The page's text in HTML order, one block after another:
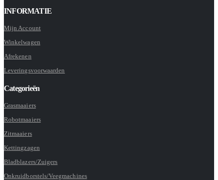
INFORMATIE
Mijn Account
Winkelwagen
Afrekenen
Leveringsvoorwaarden
Categorieën
Grasmaaiers
Robotmaaiers
Zitmaaiers
Kettingzagen
Bladblazers/Zuigers
Onkruidborstels/Veegmachines